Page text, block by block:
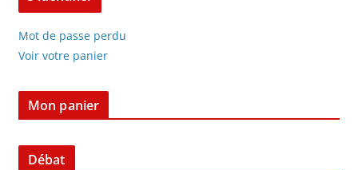
Mot de passe perdu
Voir votre panier
Mon panier
Débat